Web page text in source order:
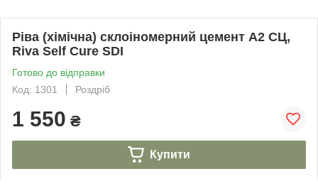
Ріва (хімічна) склоіномерний цемент А2 СЦ,
Riva Self Cure SDI
Готово до відправки
Код: 1301
Роздріб
1 550 ₴
Купити